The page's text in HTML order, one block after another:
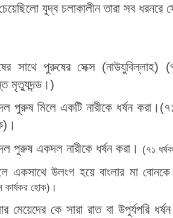
যুদ্ব চলাকালীন তারা সব
সাথে পুরুষের সেক্স (নাউযুবিল্লাহ)
মৃত্যুদন্ড।)
পুরুষ মিলে একটি নারীকে ধর্ষন
পুরুষ একদল নারীকে ধর্ষন করা। (৭১
একসাথে উলংগ হয়ে বাংলার মা
হোক)।
মেয়েদের কে সারা রাত বা উপুর্যপরি